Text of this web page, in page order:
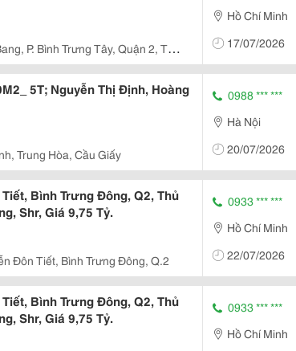
P. Bình Trưng Tây, Quận 2, Tp.
Hồ Chí Minh
17/07/2026
5T; Nguyễn Thị Định, Hoàng
Trung Hòa, Cầu Giấy
0988 *** ***
Hà Nội
20/07/2026
Bình Trưng Đông, Q2, Thủ
Shr, Giá 9,75 Tỷ.
Đôn Tiết, Bình Trưng Đông, Q.2
0933 *** ***
Hồ Chí Minh
22/07/2026
Bình Trưng Đông, Q2, Thủ
Shr, Giá 9,75 Tỷ.
0933 *** ***
Hồ Chí Minh